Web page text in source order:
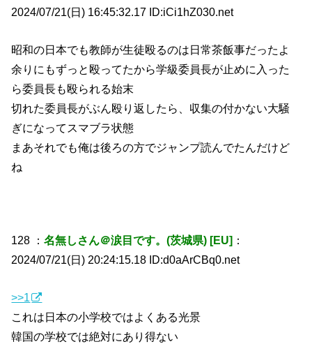
2024/07/21(日) 16:45:32.17 ID:iCi1hZ030.net
昭和の日本でも教師が生徒殴るのは日常茶飯事だったよ
余りにもずっと殴ってたから学級委員長が止めに入った
ら委員長も殴られる始末
切れた委員長がぶん殴り返したら、収集の付かない大騒
ぎになってスマブラ状態
まあそれでも俺は後ろの方でジャンプ読んでたんだけど
ね
128 ：名無しさん＠涙目です。(茨城県) [EU] ：
2024/07/21(日) 20:24:15.18 ID:d0aArCBq0.net
>>1
これは日本の小学校ではよくある光景
韓国の学校では絶対にあり得ない